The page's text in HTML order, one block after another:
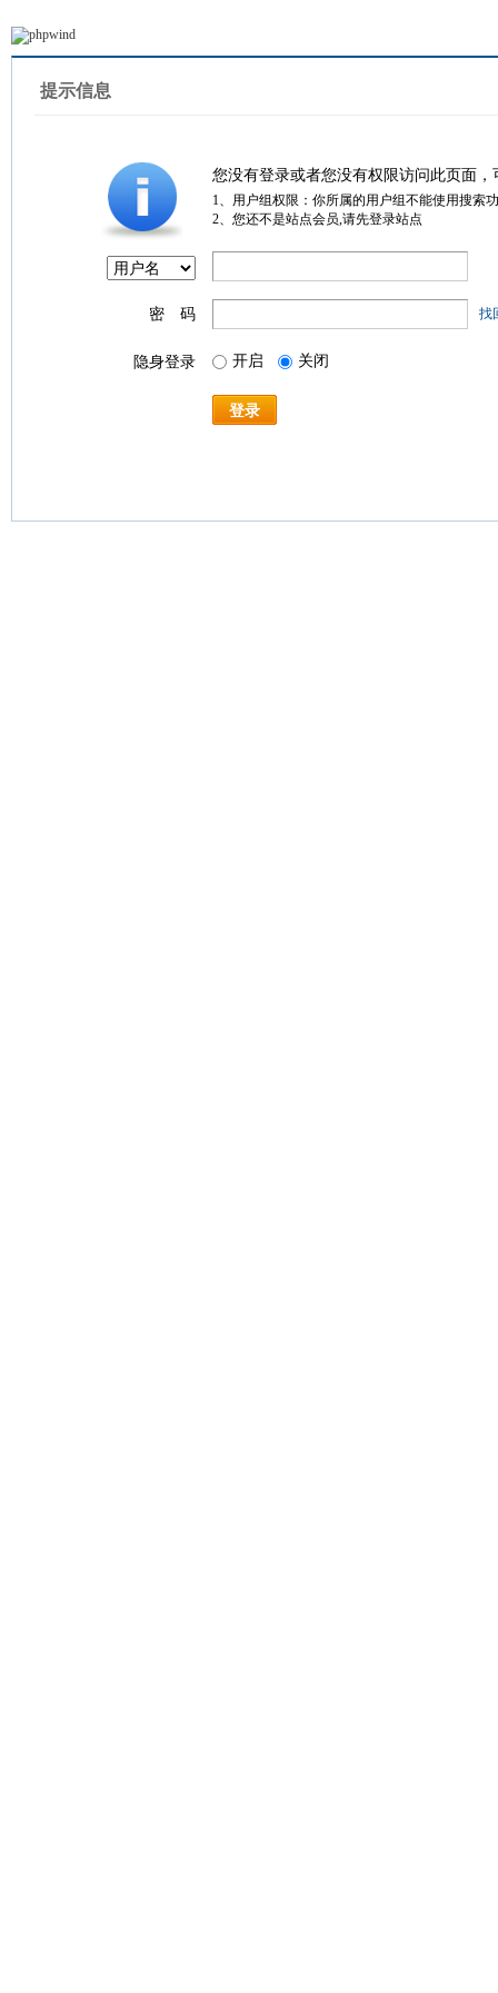
提示信息
您没有登录或者您没有权限访问此页面
1、用户组权限：你所属的用户组不能使用搜索
2、您还不是站点会员,请先登录站点
密 码 找
隐身登录 开启 关闭
登录